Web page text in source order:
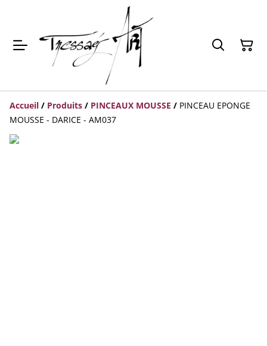
Accueil / Produits / PINCEAUX MOUSSE / PINCEAU EPONGE
MOUSSE - DARICE - AM037